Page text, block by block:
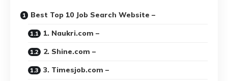
Best Top 10 Job Search Website –
1. Naukri.com –
2. Shine.com –
3. Timesjob.com –